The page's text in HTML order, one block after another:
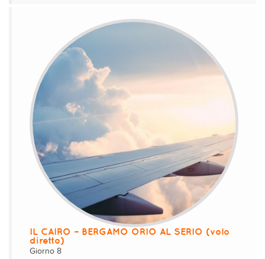
IL CAIRO – BERGAMO ORIO AL SERIO (volo
diretto)
Giorno 8